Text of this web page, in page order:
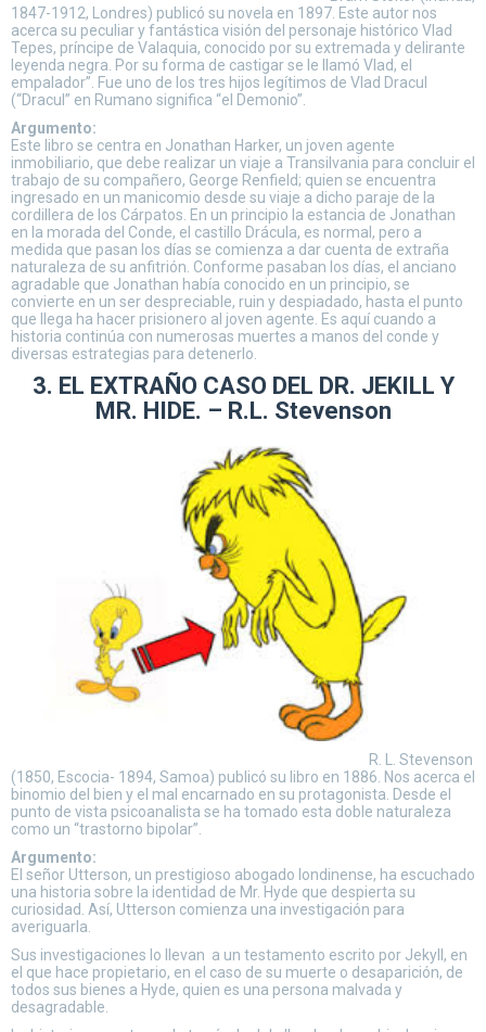
1847-1912, Londres) publicó su novela en 1897. Este autor nos
acerca su peculiar y fantástica visión del personaje histórico Vlad
Tepes, príncipe de Valaquia, conocido por su extremada y delirante
leyenda negra. Por su forma de castigar se le llamó Vlad, el
empalador”. Fue uno de los tres hijos legítimos de Vlad Dracul
(“Dracul” en Rumano significa “el Demonio”.
Argumento:
Este libro se centra en Jonathan Harker, un joven agente
inmobiliario, que debe realizar un viaje a Transilvania para concluir el
trabajo de su compañero, George Renfield; quien se encuentra
ingresado en un manicomio desde su viaje a dicho paraje de la
cordillera de los Cárpatos. En un principio la estancia de Jonathan
en la morada del Conde, el castillo Drácula, es normal, pero a
medida que pasan los días se comienza a dar cuenta de extraña
naturaleza de su anfitrión. Conforme pasaban los días, el anciano
agradable que Jonathan había conocido en un principio, se
convierte en un ser despreciable, ruin y despiadado, hasta el punto
que llega ha hacer prisionero al joven agente. Es aquí cuando a
historia continúa con numerosas muertes a manos del conde y
diversas estrategias para detenerlo.
3. EL EXTRAÑO CASO DEL DR. JEKILL Y
MR. HIDE. – R.L. Stevenson
R. L. Stevenson
(1850, Escocia- 1894, Samoa) publicó su libro en 1886. Nos acerca el
binomio del bien y el mal encarnado en su protagonista. Desde el
punto de vista psicoanalista se ha tomado esta doble naturaleza
como un “trastorno bipolar”.
Argumento:
El señor Utterson, un prestigioso abogado londinense, ha escuchado
una historia sobre la identidad de Mr. Hyde que despierta su
curiosidad. Así, Utterson comienza una investigación para
averiguarla.
Sus investigaciones lo llevan a un testamento escrito por Jekyll, en
el que hace propietario, en el caso de su muerte o desaparición, de
todos sus bienes a Hyde, quien es una persona malvada y
desagradable.